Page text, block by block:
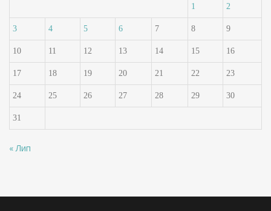
1 2
3 4 5 6 7 8 9
10 11 12 13 14 15 16
17 18 19 20 21 22 23
24 25 26 27 28 29 30
31
« Лип